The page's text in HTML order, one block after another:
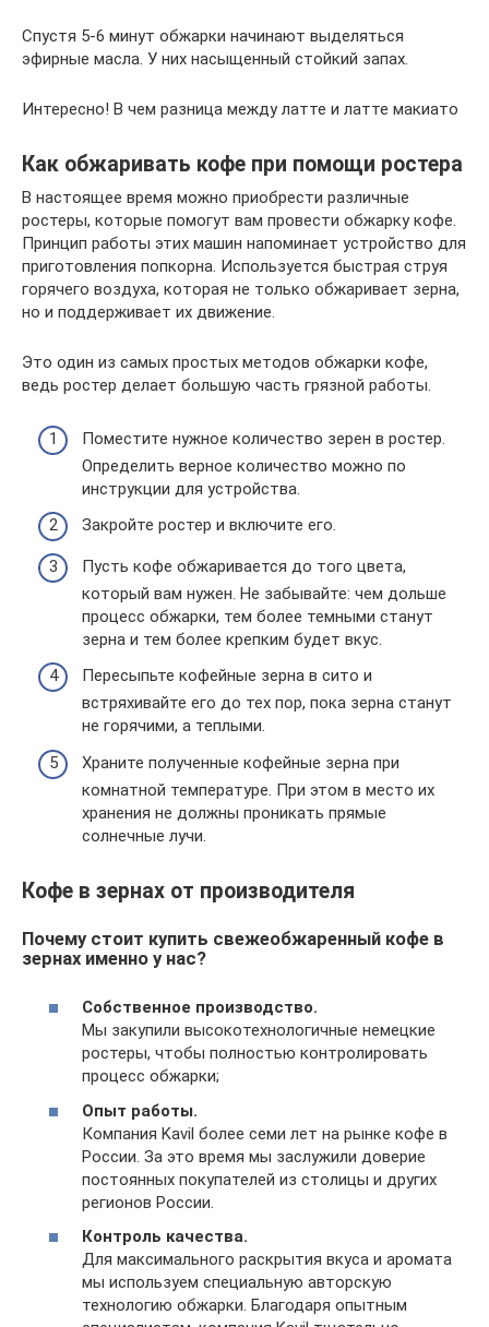
Спустя 5-6 минут обжарки начинают выделяться
эфирные масла. У них насыщенный стойкий запах.
Интересно! В чем разница между латте и латте макиато
Как обжаривать кофе при помощи ростера
В настоящее время можно приобрести различные
ростеры, которые помогут вам провести обжарку кофе.
Принцип работы этих машин напоминает устройство для
приготовления попкорна. Используется быстрая струя
горячего воздуха, которая не только обжаривает зерна,
но и поддерживает их движение.
Это один из самых простых методов обжарки кофе,
ведь ростер делает большую часть грязной работы.
Поместите нужное количество зерен в ростер.
Определить верное количество можно по
инструкции для устройства.
Закройте ростер и включите его.
Пусть кофе обжаривается до того цвета,
который вам нужен. Не забывайте: чем дольше
процесс обжарки, тем более темными станут
зерна и тем более крепким будет вкус.
Пересыпьте кофейные зерна в сито и
встряхивайте его до тех пор, пока зерна станут
не горячими, а теплыми.
Храните полученные кофейные зерна при
комнатной температуре. При этом в место их
хранения не должны проникать прямые
солнечные лучи.
Кофе в зернах от производителя
Почему стоит купить свежеобжаренный кофе в
зернах именно у нас?
Собственное производство.
Мы закупили высокотехнологичные немецкие
ростеры, чтобы полностью контролировать
процесс обжарки;
Опыт работы.
Компания Kavil более семи лет на рынке кофе в
России. За это время мы заслужили доверие
постоянных покупателей из столицы и других
регионов России.
Контроль качества.
Для максимального раскрытия вкуса и аромата
мы используем специальную авторскую
технологию обжарки. Благодаря опытным